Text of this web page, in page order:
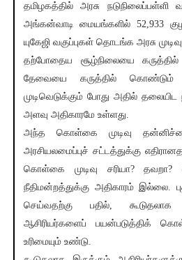
தமிழகத்தில் அரசு
அங்கன்வாடி மையங்களில் 52,933
யுகேஜி வகுப்புகள் தொடங்க அரசு
தற்போதைய சூழ்நிலையை
தேவையை கருத்தில்
முடிவெடுக்கும் போது அதில் தலையிட
அளவு அதிகாரமே உள்ளது.
அந்த கொள்கை முடிவு
அரசியலமைப்புச் சட்டத்துக்கு
கொள்கை முடிவு சரியா?
நீதிமன்றத்துக்கு அதிகாரம் இல்லை.
செய்வதற்கு பதில்,
ஆசிரியர்களைப் பயன்படுத்திக்
உரிமையும் உண்டு.